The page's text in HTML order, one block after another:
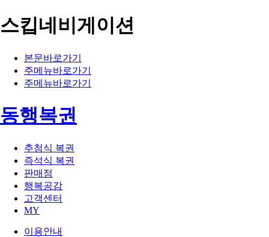
스킵네비게이션
본문바로가기
주메뉴바로가기
주메뉴바로가기
동행복권
추첨식 복권
즉석식 복권
판매점
행복공감
고객센터
MY
이용안내